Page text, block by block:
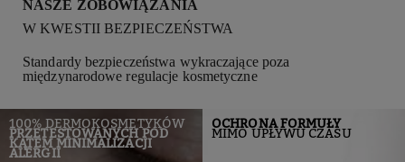
NASZE ZOBOWIĄZANIA
W KWESTII BEZPIECZEŃSTWA
Standardy bezpieczeństwa wykraczające poza
międzynarodowe regulacje kosmetyczne
100% DERMOKOSMETYKÓW
PRZETESTOWANYCH POD
KĄTEM MINIMALIZACJI
ALERGII
OCHRONA FORMUŁY
MIMO UPŁYWU CZASU